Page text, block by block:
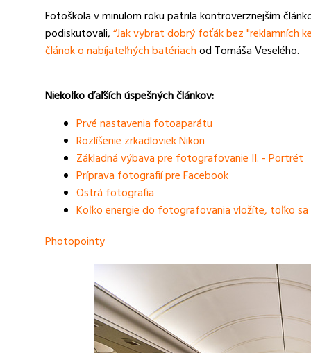
Fotoškola v minulom roku patrila kontroverznejším
podiskutovali,“Jak vybrat dobrý foťák bez "reklamních
článok o nabíjateľných batériachod Tomáša Veselého.
Niekoľko ďaľších úspešných článkov:
Prvé nastavenia fotoaparátu
Rozlíšenie zrkadloviek Nikon
Základná výbava pre fotografovanie II. - Portrét
Príprava fotografií pre Facebook
Ostrá fotografia
Koľko energie do fotografovania vložíte, toľko
Photopointy